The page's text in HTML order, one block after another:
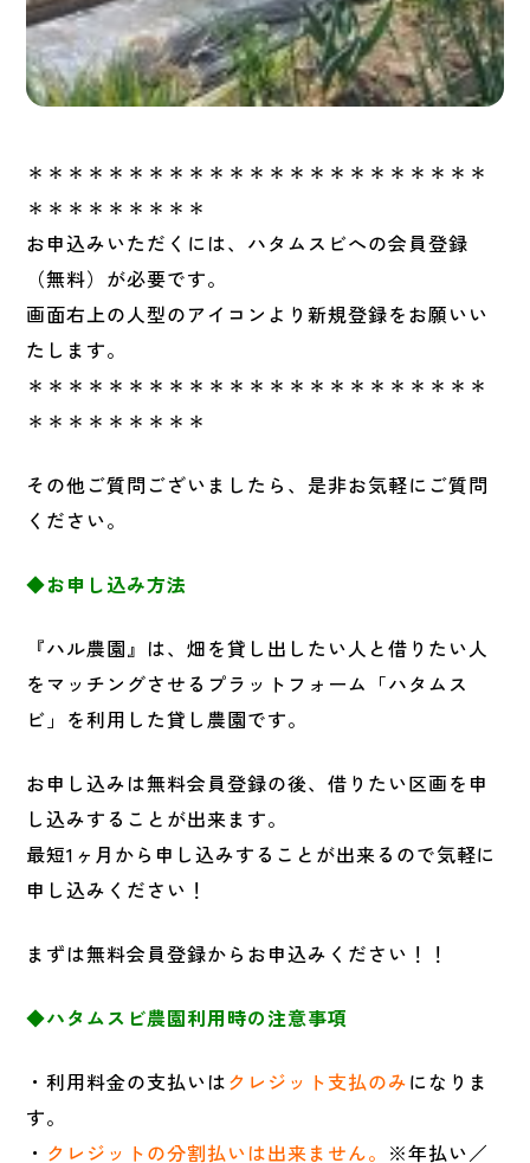
＊＊＊＊＊＊＊＊＊＊＊＊＊＊＊＊＊＊＊＊＊＊＊
＊＊＊＊＊＊＊＊＊
お申込みいただくには、ハタムスビへの会員登録
（無料）が必要です。
画面右上の人型のアイコンより新規登録をお願いい
たします。
＊＊＊＊＊＊＊＊＊＊＊＊＊＊＊＊＊＊＊＊＊＊＊
＊＊＊＊＊＊＊＊＊
その他ご質問ございましたら、是非お気軽にご質問
ください。
◆お申し込み方法
『ハル農園』は、畑を貸し出したい人と借りたい人
をマッチングさせるプラットフォーム「ハタムス
ビ」を利用した貸し農園です。
お申し込みは無料会員登録の後、借りたい区画を申
し込みすることが出来ます。
最短1ヶ月から申し込みすることが出来るので気軽に
申し込みください！
まずは無料会員登録からお申込みください！！
◆ハタムスビ農園利用時の注意事項​
・利用料金の支払いはクレジット支払のみになりま
す。​
・ クレジットの分割払いは出来ません。 ※年払い／